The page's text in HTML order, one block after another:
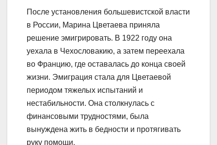
После установления большевистской власти
в России, Марина Цветаева приняла
решение эмигрировать. В 1922 году она
уехала в Чехословакию, а затем переехала
во Францию, где оставалась до конца своей
жизни. Эмиграция стала для Цветаевой
периодом тяжелых испытаний и
нестабильности. Она столкнулась с
финансовыми трудностями, была
вынуждена жить в бедности и протягивать
руку помощи.